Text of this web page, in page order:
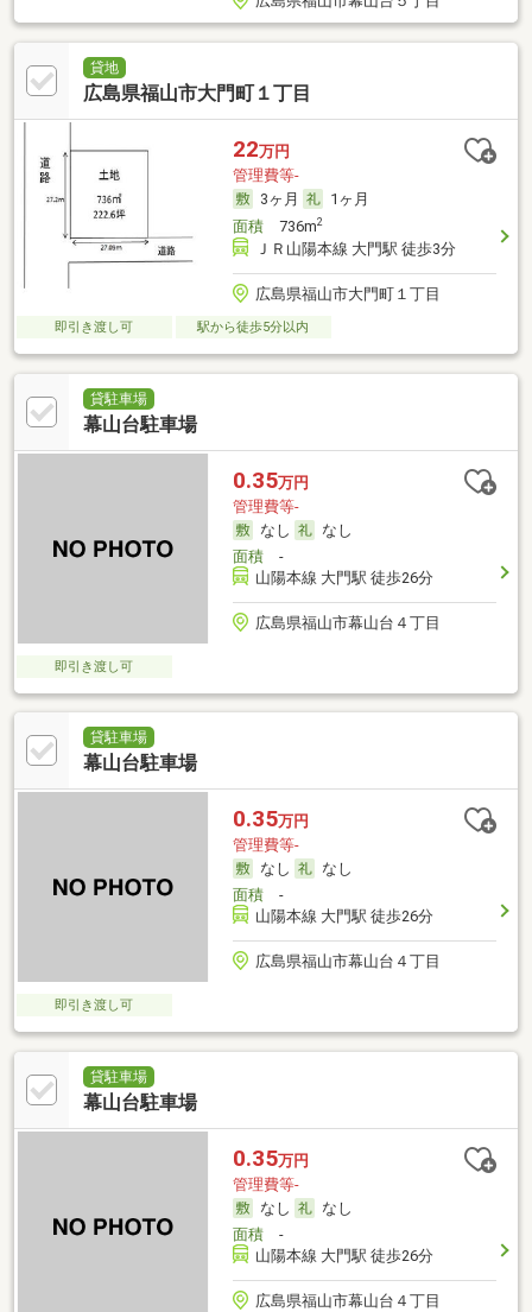
貸地
広島県福山市大門町１丁目
22万円
管理費等-
3ヶ月
1ヶ月
面積736m2
ＪＲ山陽本線 大門駅 徒歩3分
広島県福山市大門町１丁目
即引き渡し可 駅から徒歩5分以内
貸駐車場
幕山台駐車場
0.35万円
管理費等-
なし
なし
面積-
山陽本線 大門駅 徒歩26分
広島県福山市幕山台４丁目
即引き渡し可
貸駐車場
幕山台駐車場
0.35万円
管理費等-
なし
なし
面積-
山陽本線 大門駅 徒歩26分
広島県福山市幕山台４丁目
即引き渡し可
貸駐車場
幕山台駐車場
0.35万円
管理費等-
なし
なし
面積-
山陽本線 大門駅 徒歩26分
広島県福山市幕山台４丁目